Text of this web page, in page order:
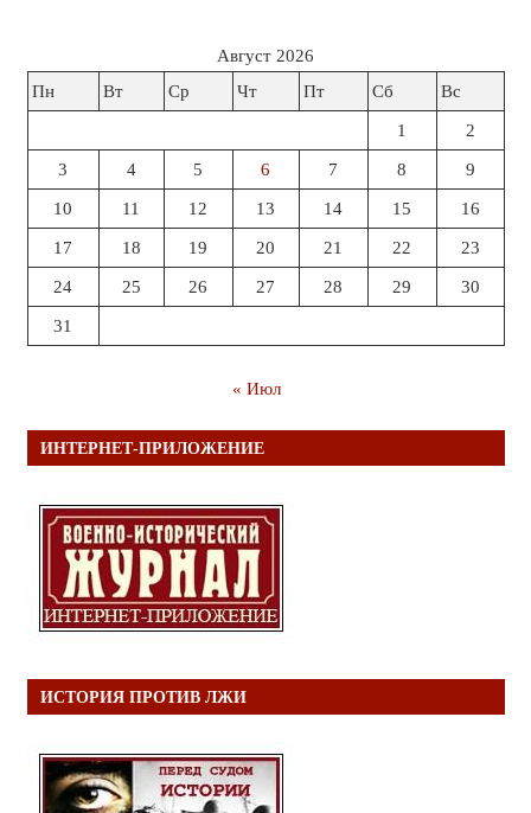
Август 2026
Пн
Вт Ср Чт Пт Сб Вс
1 2
3 4 5 6 7 8 9
10 11 12 13 14 15 16
17 18 19 20 21 22 23
24 25 26 27 28 29 30
31
« Июл
ИНТЕРНЕТ-ПРИЛОЖЕНИЕ
ИСТОРИЯ ПРОТИВ ЛЖИ